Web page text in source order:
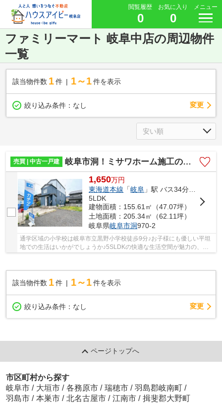
閲覧履歴
0
お気に入り
0
メニュー
ファミリーマート 岐阜中店の周辺物件
一覧
該当物件数 1件 1～1 件を表示
絞り込み条件： なし 変更
売買 | 中古一戸建 岐阜市洞！ミサワホーム施工の中古住宅5SLDK3階建！お車並列4台可能！
1,650万円
東海道本線 「岐阜 」駅 バス34分 「黒野病院前〔岐阜バス〕」 停歩1分
5LDK
建物面積：155.61㎡（47.07坪）
土地面積：205.34㎡（62.11坪）
岐阜県岐阜市洞970-2
通学区域の小学校は岐阜市立黒野小学校徒歩9分♪お子様にも優しい平坦
地での生活はいかがでしょうか♪5SLDKの快適な生活空間が魅力の、一
該当物件数 1件 1～1 件を表示
絞り込み条件： なし 変更
ページトップへ
市区町村から探す
岐阜市 / 大垣市 / 各務原市 / 瑞穂市 / 羽島郡岐南町 /
羽島市 / 本巣市 / 北名古屋市 / 江南市 / 揖斐郡大野町